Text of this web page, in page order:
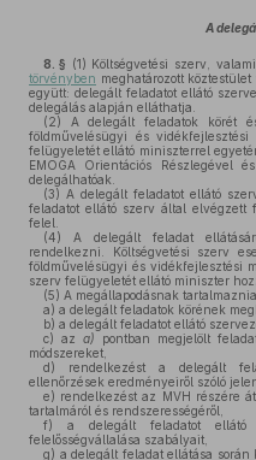
A
8. § (1) Költségvetési szerv,
törvényben meghatározott
együtt: delegált feladatot ellátó
delegálás alapján elláthatja.
(2) A delegált feladatok körét
földművelésügyi és
felügyeletét ellátó miniszterrel
EMOGA Orientációs Részlegével
delegálhatóak.
(3) A delegált feladatot ellátó
feladatot ellátó szerv által elvégzett
felel.
(4) A delegált feladat
rendelkezni. Költségvetési szerv
földművelésügyi és vidékfejlesztési
szerv felügyeletét ellátó miniszter
(5) A megállapodásnak
a) a delegált feladatok körének
b) a delegált feladatot ellátó
c) az a) pontban megjelölt
módszereket,
d) rendelkezést a delegált
ellenőrzések eredményeiről szóló
e) rendelkezést az MVH részére
tartalmáról és rendszerességéről,
f) a delegált feladatot ellátó
felelősségvállalása szabályait,
g) a delegált feladat ellátása során